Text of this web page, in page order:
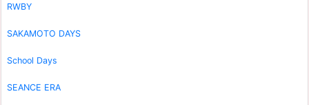
RWBY
SAKAMOTO DAYS
School Days
SEANCE ERA